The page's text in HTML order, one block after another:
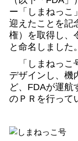
ー「しまねっこ
迎えたことを記
権）を取得し、
と命名しました。
「しまねっこ
デザインし、機
ど、FDAが運航
のＰＲを行って